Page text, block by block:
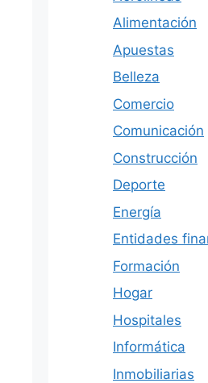
Alimentación
Apuestas
Belleza
Comercio
Comunicación
Construcción
Deporte
Energía
Entidades
Formación
Hogar
Hospitales
Informática
Inmobiliarias